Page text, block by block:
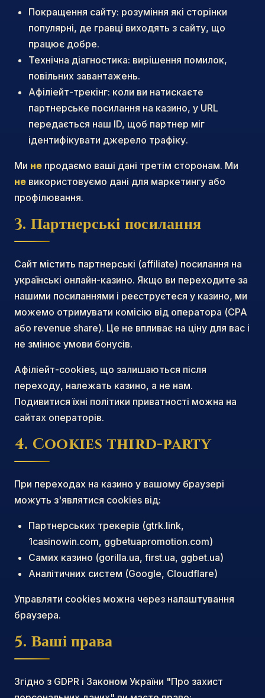
Покращення сайту: розуміння які сторінки
популярні, де гравці виходять з сайту, що
працює добре.
Технічна діагностика: вирішення помилок,
повільних завантажень.
Афіліейт-трекінг: коли ви натискаєте
партнерське посилання на казино, у URL
передається наш ID, щоб партнер міг
ідентифікувати джерело трафіку.
Ми не продаємо ваші дані третім сторонам. Ми
не використовуємо дані для маркетингу або
профілювання.
3. Партнерські посилання
Сайт містить партнерські (affiliate) посилання на
українські онлайн-казино. Якщо ви переходите за
нашими посиланнями і реєструєтеся у казино, ми
можемо отримувати комісію від оператора (CPA
або revenue share). Це не впливає на ціну для вас і
не змінює умови бонусів.
Афіліейт-cookies, що залишаються після
переходу, належать казино, а не нам.
Подивитися їхні політики приватності можна на
сайтах операторів.
4. Cookies third-party
При переходах на казино у вашому браузері
можуть з'являтися cookies від:
Партнерських трекерів (gtrk.link,
1casinowin.com, ggbetuapromotion.com)
Самих казино (gorilla.ua, first.ua, ggbet.ua)
Аналітичних систем (Google, Cloudflare)
Управляти cookies можна через налаштування
браузера.
5. Ваші права
Згідно з GDPR і Законом України "Про захист